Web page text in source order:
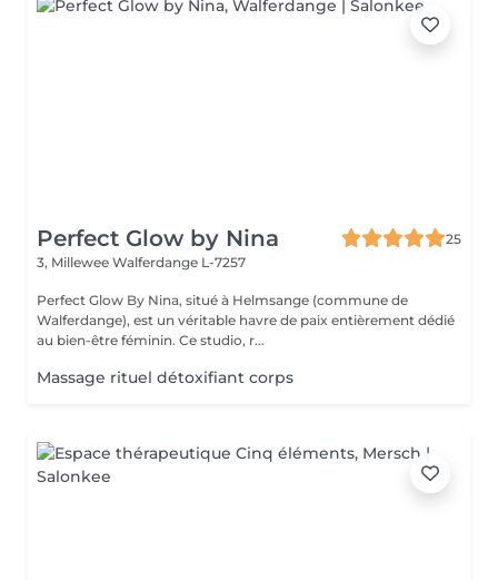
Perfect Glow by Nina
25
3, Millewee Walferdange L-7257
Perfect Glow By Nina, situé à Helmsange (commune de
Walferdange), est un véritable havre de paix entièrement dédié
au bien-être féminin. Ce studio, r...
Massage rituel détoxifiant corps